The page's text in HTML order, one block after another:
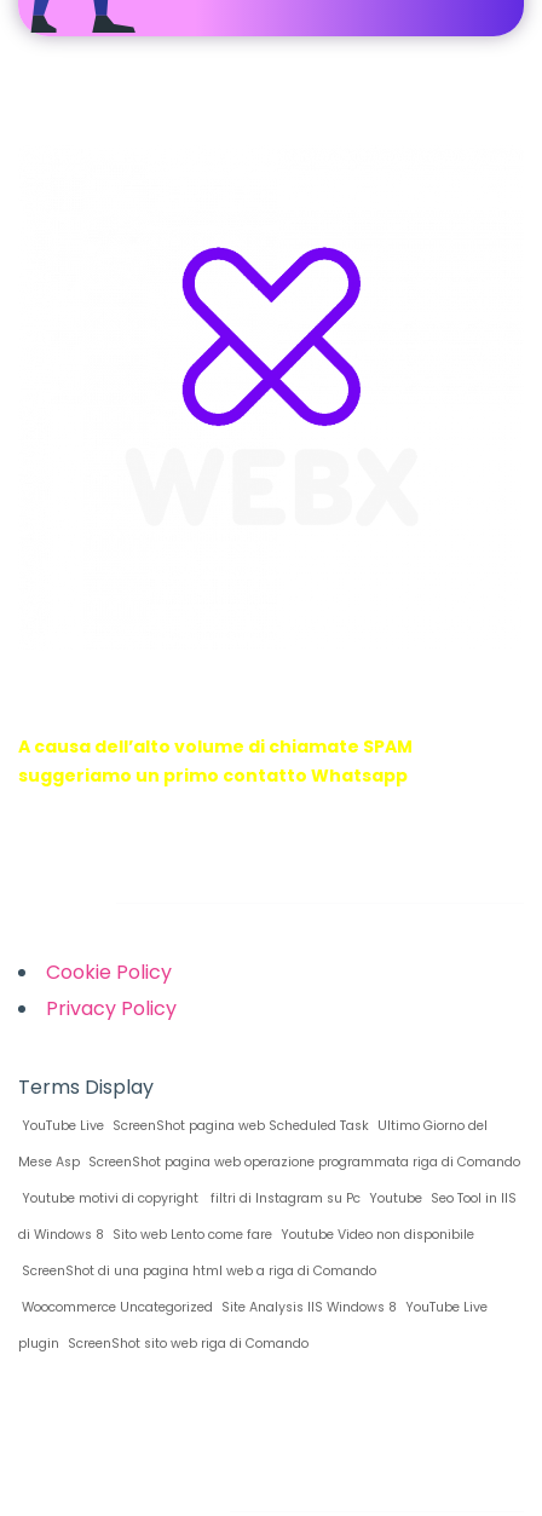
A causa dell’alto volume di chiamate SPAM
suggeriamo un primo contatto Whatsapp
Cookie Policy
Privacy Policy
Terms Display
YouTube Live ScreenShot pagina web Scheduled Task Ultimo Giorno del
Mese Asp ScreenShot pagina web operazione programmata riga di Comando
Youtube motivi di copyright
filtri di Instagram su Pc Youtube Seo Tool in IIS
di Windows 8 Sito web Lento come fare Youtube Video non disponibile
ScreenShot di una pagina html web a riga di Comando
Woocommerce Uncategorized Site Analysis IIS Windows 8 YouTube Live
plugin ScreenShot sito web riga di Comando